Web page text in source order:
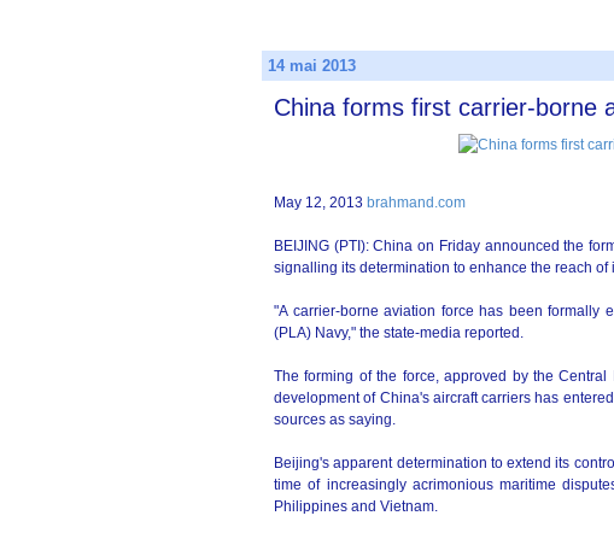
14 mai 2013
China forms first carrier-borne
May 12, 2013 brahmand.com
BEIJING (PTI): China on Friday announced the
signalling its determination to enhance the reach of
"A carrier-borne aviation force has been formally
(PLA) Navy," the state-media reported.
The forming of the force, approved by the
development of China's aircraft carriers has
sources as saying.
Beijing's apparent determination to extend its
time of increasingly acrimonious maritime
Philippines and Vietnam.